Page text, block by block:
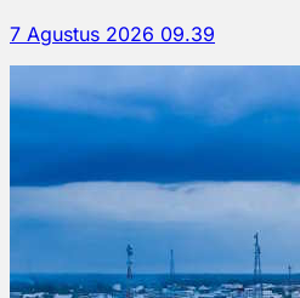
7 Agustus 2026 09.39